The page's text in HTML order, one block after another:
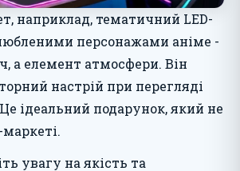
наприклад, тематичний LED-
персонажами аніме -
а елемент атмосфери. Він
настрій при перегляді
Це ідеальний подарунок, який не
увагу на якість та